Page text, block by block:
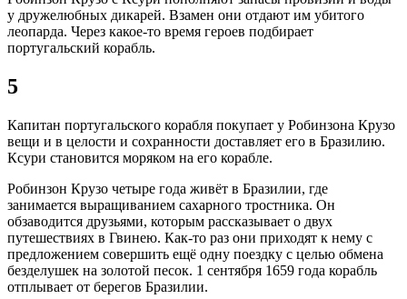
у дружелюбных дикарей. Взамен они отдают им убитого
леопарда. Через какое-то время героев подбирает
португальский корабль.
5
Капитан португальского корабля покупает у Робинзона Крузо
вещи и в целости и сохранности доставляет его в Бразилию.
Ксури становится моряком на его корабле.
Робинзон Крузо четыре года живёт в Бразилии, где
занимается выращиванием сахарного тростника. Он
обзаводится друзьями, которым рассказывает о двух
путешествиях в Гвинею. Как-то раз они приходят к нему с
предложением совершить ещё одну поездку с целью обмена
безделушек на золотой песок. 1 сентября 1659 года корабль
отплывает от берегов Бразилии.